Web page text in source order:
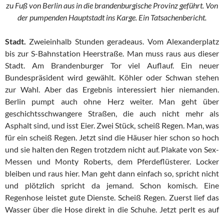
zu Fuß von Berlin aus in die brandenburgische Provinz geführt. Von
der pumpenden Hauptstadt ins Karge. Ein Tatsachenbericht.
Stadt. Zweieinhalb Stunden geradeaus. Vom Alexanderplatz
bis zur S-Bahnstation Heerstraße. Man muss raus aus dieser
Stadt. Am Brandenburger Tor viel Auflauf. Ein neuer
Bundespräsident wird gewählt. Köhler oder Schwan stehen
zur Wahl. Aber das Ergebnis interessiert hier niemanden.
Berlin pumpt auch ohne Herz weiter. Man geht über
geschichtsschwangere Straßen, die auch nicht mehr als
Asphalt sind, und isst Eier. Zwei Stück, scheiß Regen. Man, was
für ein scheiß Regen. Jetzt sind die Häuser hier schon so hoch
und sie halten den Regen trotzdem nicht auf. Plakate von Sex-
Messen und Monty Roberts, dem Pferdeflüsterer. Locker
bleiben und raus hier. Man geht dann einfach so, spricht nicht
und plötzlich spricht da jemand. Schon komisch. Eine
Regenhose leistet gute Dienste. Scheiß Regen. Zuerst lief das
Wasser über die Hose direkt in die Schuhe. Jetzt perlt es auf